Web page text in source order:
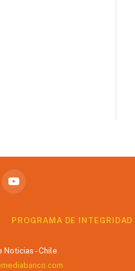
YouTube
PROGRAMA DE INTEGRIDAD
Noticias - Chile